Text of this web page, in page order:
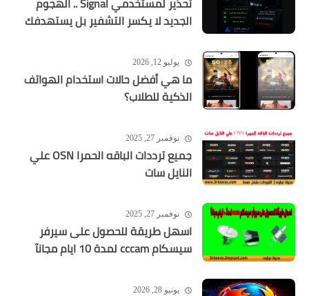
الجديد لا يكسر التشفير بل يستهدفك
يوليو 12, 2026
ما هي أفضل حالات استخدام الهواتف
الذكية للطلاب؟
نوفمبر 27, 2025
جميع ترددات الباقه الحمرا OSN علي
النايل سات
نوفمبر 27, 2025
اسهل طريقة للحصول على سيرفر
سيسكام cccam لمدة 10 ايام مجانآ
يونيو 28, 2026